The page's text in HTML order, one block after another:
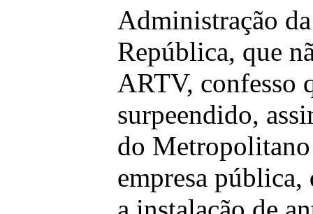
Administração
República, que
ARTV, confesso
surpeendido,
do
empresa